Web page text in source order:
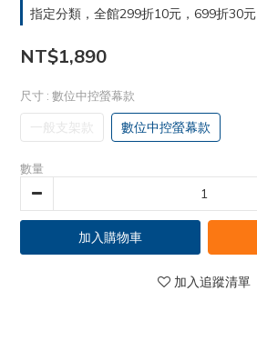
指定分類，全館299折10元，699折30元
NT$1,890
尺寸 : 數位中控螢幕款
一般支架款 數位中控螢幕款
數量
加入購物車
加入追蹤清單